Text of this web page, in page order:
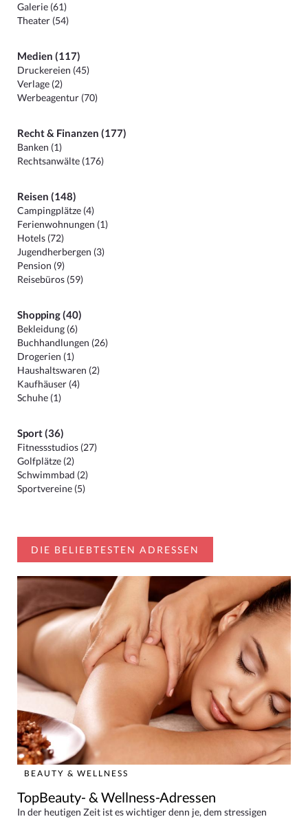
Galerie (61)
Theater (54)
Medien (117)
Druckereien (45)
Verlage (2)
Werbeagentur (70)
Recht & Finanzen (177)
Banken (1)
Rechtsanwälte (176)
Reisen (148)
Campingplätze (4)
Ferienwohnungen (1)
Hotels (72)
Jugendherbergen (3)
Pension (9)
Reisebüros (59)
Shopping (40)
Bekleidung (6)
Buchhandlungen (26)
Drogerien (1)
Haushaltswaren (2)
Kaufhäuser (4)
Schuhe (1)
Sport (36)
Fitnessstudios (27)
Golfplätze (2)
Schwimmbad (2)
Sportvereine (5)
DIE BELIEBTESTEN ADRESSEN
BEAUTY & WELLNESS
TopBeauty- & Wellness-Adressen
In der heutigen Zeit ist es wichtiger denn je, dem stressigen